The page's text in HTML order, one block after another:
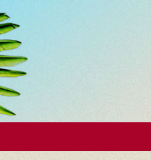
心王菲资料档案